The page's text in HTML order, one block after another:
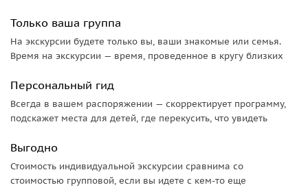
Только ваша группа
На экскурсии будете только вы, ваши знакомые или семья.
Время на экскурсии — время, проведенное в кругу близких
Персональный гид
Всегда в вашем распоряжении — скорректирует программу,
подскажет места для детей, где перекусить, что увидеть
Выгодно
Стоимость индивидуальной экскурсии сравнима со
стоимостью групповой, если вы идете с кем-то еще